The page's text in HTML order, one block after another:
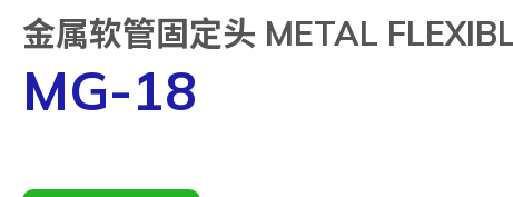
金属软管固定头 METAL
MG-18